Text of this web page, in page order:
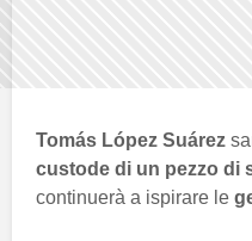
Tomás López Suárez
custode di un pezzo di
continuerà a ispirare le